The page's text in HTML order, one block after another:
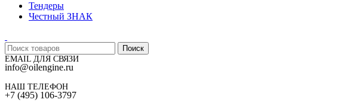
Тендеры
Честный ЗНАК
Поиск
EMAIL ДЛЯ СВЯЗИ
info@oilengine.ru
НАШ ТЕЛЕФОН
+7 (495) 106-3797